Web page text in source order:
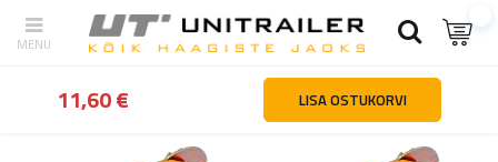
tagasi Kodu Linttropid Neljast
11,60 € LISA OSTUKORVI